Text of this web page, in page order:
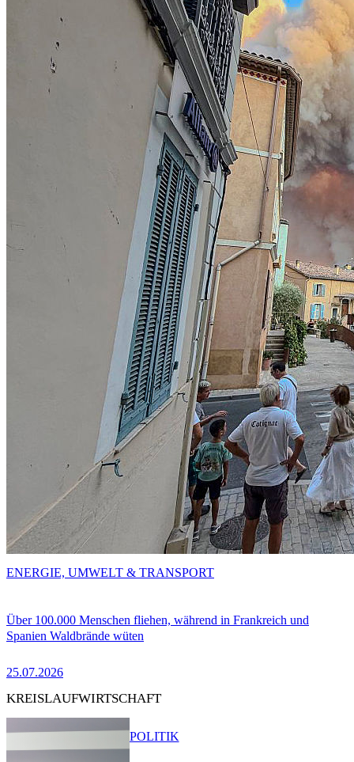
Über 100.000 Menschen fliehen, während in Frankreich und
Spanien Waldbrände wüten
25.07.2026
ENERGIE, UMWELT & TRANSPORT
KREISLAUFWIRTSCHAFT
POLITIK